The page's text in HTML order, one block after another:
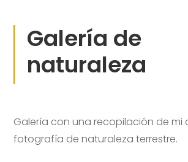
Galería de
naturaleza
Galería con una recopilación de mi
fotografía de naturaleza terrestre.